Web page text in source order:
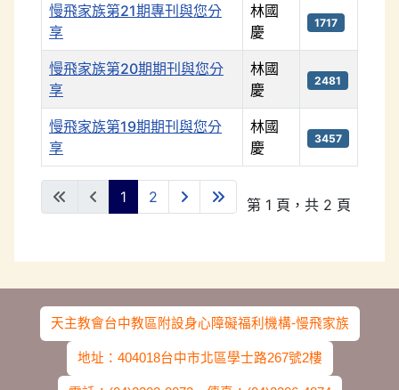
文章列表
慢飛家族第21期專刊與您分
享
林國
慶
1717
慢飛家族第20期期刊與您分
享
林國
慶
2481
慢飛家族第19期期刊與您分
享
林國
慶
3457
第 1 頁，共 2 頁
1 2
天主教會台中教區附設身心障礙福利機構-慢飛家族
地址：404018台中市北區學士路267號2樓